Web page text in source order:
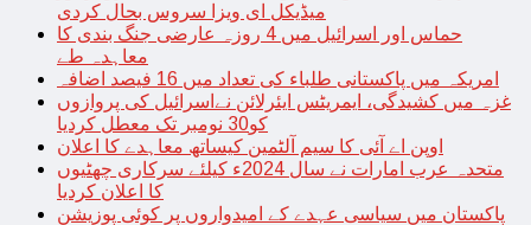
میڈیکل ای ویزا سروس بحال کردی
حماس اور اسرائیل میں 4 روزہ عارضی جنگ بندی کا
معاہدہ طے
امریکہ میں پاکستانی طلباء کی تعداد میں 16 فیصد اضافہ
غزہ میں کشیدگی، ایمریٹس ایئرلائن نےاسرائیل کی پروازوں
کو30 نومبر تک معطل کردیا
اوپن اے آئی کا سیم آلٹمین کیساتھ معاہدے کا اعلان
متحدہ عرب امارات نے سال 2024ء کیلئے سرکاری چھٹیوں
کا اعلان کردیا
پاکستان میں سیاسی عہدے کے امیدواروں پر کوئی پوزیشن